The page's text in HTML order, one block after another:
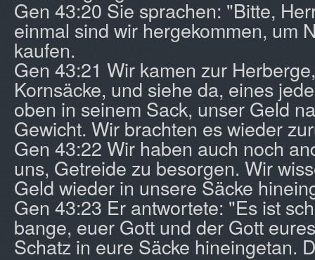
Gen 43:20 Sie sprachen: "Bitte,
einmal sind wir hergekommen, um
kaufen.
Gen 43:21 Wir kamen zur
Kornsäcke, und siehe da, eines
oben in seinem Sack, unser Geld
Gewicht. Wir brachten es wieder
Gen 43:22 Wir haben auch noch
uns, Getreide zu besorgen. Wir
Geld wieder in unsere Säcke
Gen 43:23 Er antwortete: "Es ist
bange, euer Gott und der Gott
Schatz in eure Säcke hineingetan.